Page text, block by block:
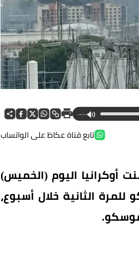
--:--
تابع قناة عكاظ على الواتساب
أوكرانيا اليوم (الخميس)
الثانية خلال أسبوع،
موسكو.